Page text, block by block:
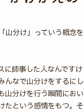
山分け」っていう概念を
に師事した人なんですけ
んなで山分けをするにし
山分けを行う瞬間におい
たという感情をもつ。そ